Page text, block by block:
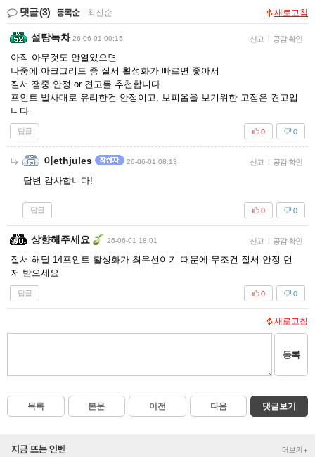
댓글(3) 등록순 최신순 새로고침
설탕녹차 26-06-01 00:15 신고 | 공감 확인
아직 아무것도 안열었으면
나중에 아크그리드 중 질서 활성화가 빠르면 좋아서
질서 잼중 안정 or 견고를 추천합니다.
포인트 발사대로 유리한건 안정이고, 보피옵을 보기위한 고점은 견고입
니다
답글 0
0
이ethjules 26-06-01 08:13 신고 | 공감 확인
답변 감사합니다!
답글 0
0
상향해주세요 26-06-01 18:01 신고 | 공감 확인
질서 해달 14포인트 활성화가 최우선이기 때문에 무조건 질서 안정 먼
저 받으세요
답글 0
0
새로고침
등록
목록 본문 이전 다음 댓글보기
지금 뜨는 인벤 더보기+